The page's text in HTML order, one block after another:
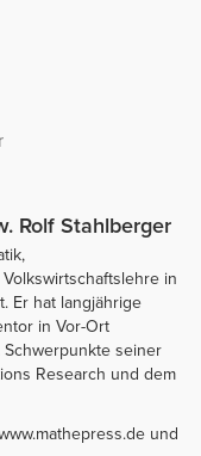
Rolf Stahlberger
in
Er hat langjährige
in Vor-Ort
Schwerpunkte seiner
Research und dem
und